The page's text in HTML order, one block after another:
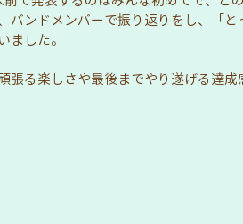
バンドメンバーで振り返りをし、「と
ました。
張る楽しさや最後までやり遂げる達